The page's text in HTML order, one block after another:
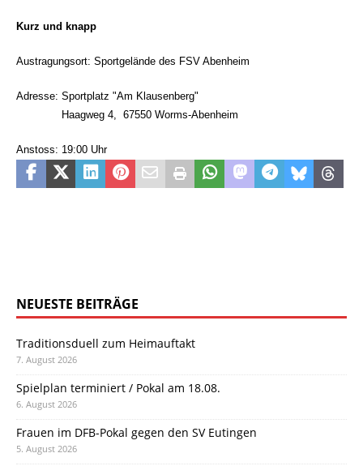
Kurz und knapp
Austragungsort: Sportgelände des FSV Abenheim
Adresse: Sportplatz "Am Klausenberg"
Haagweg 4, 67550 Worms-Abenheim
Anstoss: 19:00 Uhr
NEUESTE BEITRÄGE
Traditionsduell zum Heimauftakt
7. August 2026
Spielplan terminiert / Pokal am 18.08.
6. August 2026
Frauen im DFB-Pokal gegen den SV Eutingen
5. August 2026